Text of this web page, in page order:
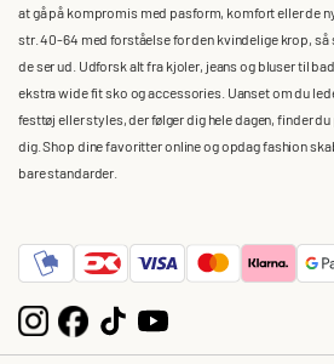
at gå på kompromis med pasform, komfort eller de
str. 40-64 med forståelse for den kvindelige krop,
de ser ud. Udforsk alt fra kjoler, jeans og bluser til
ekstra wide fit sko og accessories. Uanset om du
festtøj eller styles, der følger dig hele dagen, finder
dig. Shop dine favoritter online og opdag fashion
bare standarder.